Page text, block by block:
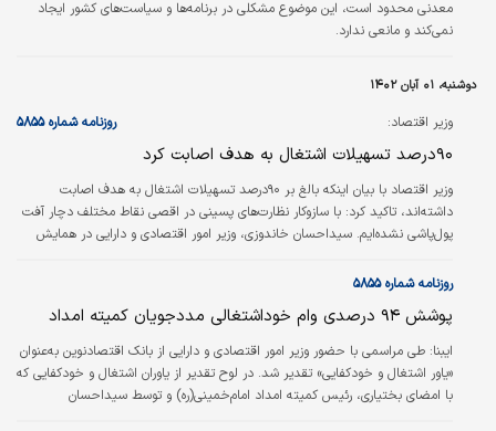
معدنی محدود است، این موضوع مشکلی در برنامه‌ها و سیاست‌های کشور ایجاد
نمی‌کند و مانعی ندارد.
دوشنبه، ۰۱ آبان ۱۴۰۲
وزیر اقتصاد: روزنامه شماره ۵۸۵۵
۹۰درصد تسهیلات اشتغال به هدف اصابت کرد
وزیر اقتصاد با بیان اینکه بالغ بر ۹۰درصد تسهیلات اشتغال به هدف اصابت
داشته‌اند، تاکید کرد: با ‌سازوکار نظارت‌های پسینی در اقصی نقاط مختلف دچار آفت
پول‌پاشی نشده‌ایم. سیداحسان خاندوزی، وزیر امور اقتصادی و دارایی در همایش
تحرک اقتصادی در ایامی هستیم که ثمره زحمات و تلاش‌های گذشته دوستان در
روزنامه شماره ۵۸۵۵
پوشش ۹۴ درصدی وام خود‌اشتغالی مددجویان کمیته امداد
ایبنا: طی مراسمی با حضور وزیر امور اقتصادی و دارایی از بانک اقتصادنوین به‌‌‌عنوان
«یاور اشتغال و خودکفایی» تقدیر شد. در لوح تقدیر از یاوران اشتغال و خودکفایی که
با امضای بختیاری، رئیس کمیته امداد امام‌‌‌خمینی(ره) و توسط سید‌احسان